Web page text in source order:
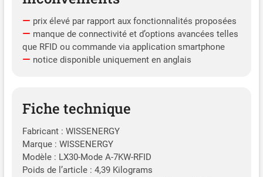
prix élevé par rapport aux fonctionnalités proposées
manque de connectivité et d’options avancées telles
que RFID ou commande via application smartphone
notice disponible uniquement en anglais
Fiche technique
Fabricant : WISSENERGY
Marque : WISSENERGY
Modèle : LX30-Mode A-7KW-RFID
Poids de l’article : 4,39 Kilograms